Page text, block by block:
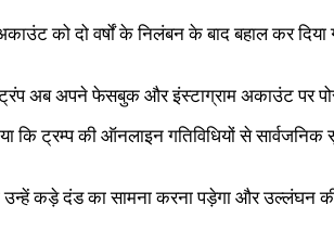
को दो वर्षों के निलंबन के बाद बहाल कर
ट्रंप अब अपने फेसबुक और इंस्टाग्राम अकाउंट पर
कि ट्रम्प की ऑनलाइन गतिविधियों से
उन्हें कड़े दंड का सामना करना पड़ेगा और